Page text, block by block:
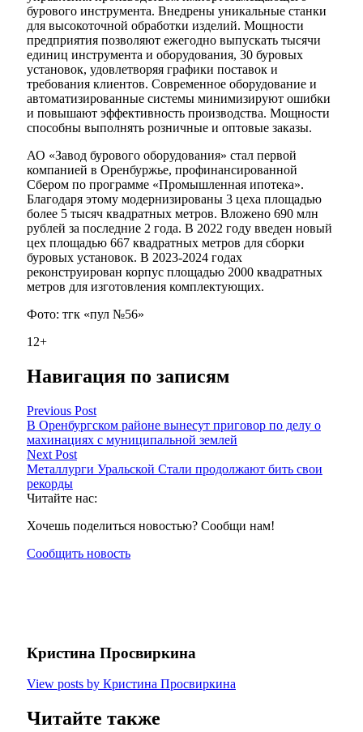
бурового инструмента. Внедрены уникальные станки
для высокоточной обработки изделий. Мощности
предприятия позволяют ежегодно выпускать тысячи
единиц инструмента и оборудования, 30 буровых
установок, удовлетворяя графики поставок и
требования клиентов. Современное оборудование и
автоматизированные системы минимизируют ошибки
и повышают эффективность производства. Мощности
способны выполнять розничные и оптовые заказы.
АО «Завод бурового оборудования» стал первой
компанией в Оренбуржье, профинансированной
Сбером по программе «Промышленная ипотека».
Благодаря этому модернизированы 3 цеха площадью
более 5 тысяч квадратных метров. Вложено 690 млн
рублей за последние 2 года. В 2022 году введен новый
цех площадью 667 квадратных метров для сборки
буровых установок. В 2023-2024 годах
реконструирован корпус площадью 2000 квадратных
метров для изготовления комплектующих.
Фото: тгк «пул №56»
12+
Навигация по записям
Previous Post
В Оренбургском районе вынесут приговор по делу о
махинациях с муниципальной землей
Next Post
Металлурги Уральской Стали продолжают бить свои
рекорды
Читайте нас:
Хочешь поделиться новостью? Сообщи нам!
Сообщить новость
Кристина Просвиркина
View posts by Кристина Просвиркина
Читайте также